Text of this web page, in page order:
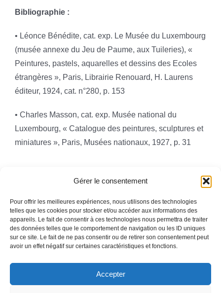
Gérer le consentement
Pour offrir les meilleures expériences, nous utilisons des technologies
telles que les cookies pour stocker et/ou accéder aux informations des
appareils. Le fait de consentir à ces technologies nous permettra de traiter
des données telles que le comportement de navigation ou les ID uniques
sur ce site. Le fait de ne pas consentir ou de retirer son consentement peut
avoir un effet négatif sur certaines caractéristiques et fonctions.
Accepter
Bibliographie :
• Léonce Bénédite, cat. exp. Le Musée du Luxembourg
(musée annexe du Jeu de Paume, aux Tuileries), «
Peintures, pastels, aquarelles et dessins des Ecoles
étrangères », Paris, Librairie Renouard, H. Laurens
éditeur, 1924, cat. n°280, p. 153
• Charles Masson, cat. exp. Musée national du
Luxembourg, « Catalogue des peintures, sculptures et
miniatures », Paris, Musées nationaux, 1927, p. 31
Toggle
Navigation
ACCUEIL
Mentions légales